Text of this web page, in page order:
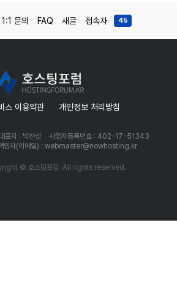
1:1 문의 FAQ 새글 접속자 45
스 이용약관 개인정보 처리방침
대표자 : 박찬성
사업자등록번호 : 402-17-51343
임자(이메일) : webmaster@nowhosting.kr
© 호스팅포럼. All rights reserved.